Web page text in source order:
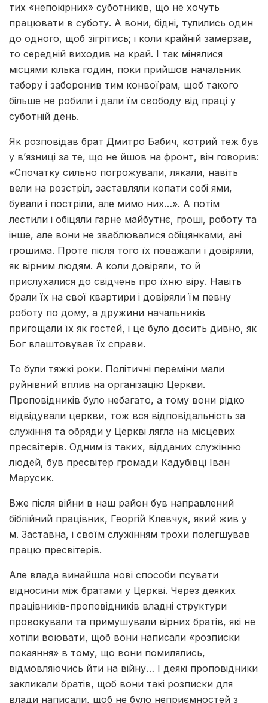
тих «непокірних» суботників, що не хочуть
працювати в суботу. А вони, бідні, тулились один
до одного, щоб зігрітись; і коли крайній замерзав,
то середній виходив на край. І так мінялися
місцями кілька годин, поки прийшов начальник
табору і заборонив тим конвоїрам, щоб такого
більше не робили і дали їм свободу від праці у
суботній день.
Як розповідав брат Дмитро Бабич, котрий теж був
у в’язниці за те, що не йшов на фронт, він говорив:
«Спочатку сильно погрожували, лякали, навіть
вели на розстріл, заставляли копати собі ями,
бували і постріли, але мимо них…». А потім
лестили і обіцяли гарне майбутнє, гроші, роботу та
інше, але вони не зваблювалися обіцянками, ані
грошима. Проте після того їх поважали і довіряли,
як вірним людям. А коли довіряли, то й
прислухалися до свідчень про їхню віру. Навіть
брали їх на свої квартири і довіряли їм певну
роботу по дому, а дружини начальників
пригощали їх як гостей, і це було досить дивно, як
Бог влаштовував їх справи.
То були тяжкі роки. Політичні переміни мали
руйнівний вплив на організацію Церкви.
Проповідників було небагато, а тому вони рідко
відвідували церкви, тож вся відповідальність за
служіння та обряди у Церкві лягла на місцевих
пресвітерів. Одним із таких, відданих служінню
людей, був пресвітер громади Кадубівці Іван
Марусик.
Вже після війни в наш район був направлений
біблійний працівник, Георгій Клевчук, який жив у
м. Заставна, і своїм служінням трохи полегшував
працю пресвітерів.
Але влада винайшла нові способи псувати
відносини між братами у Церкві. Через деяких
працівників-проповідників владні структури
провокували та примушували вірних братів, які не
хотіли воювати, щоб вони написали «розписки
покаяння» в тому, що вони помилялись,
відмовляючись йти на війну… І деякі проповідники
закликали братів, щоб вони такі розписки для
влади написали, щоб не було неприємностей з